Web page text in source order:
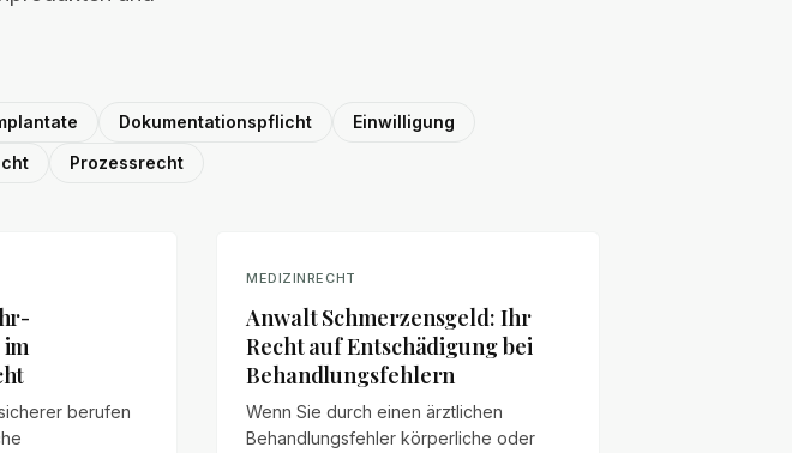
Dokumentationspflicht
Einwilligung
Prozessrecht
im
berufen
MEDIZINRECHT
Anwalt Schmerzensgeld: Ihr
Recht auf Entschädigung bei
Behandlungsfehlern
Wenn Sie durch einen ärztlichen
Behandlungsfehler körperliche oder